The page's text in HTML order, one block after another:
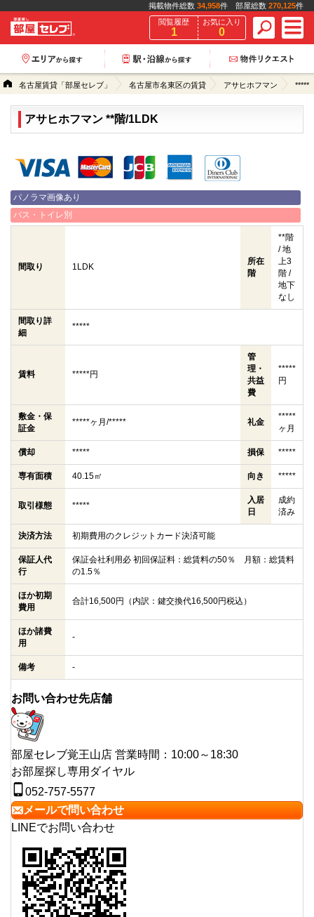
掲載物件総数 34,958件 部屋総数 270,125件
閲覧履歴
1
お気に入り
0
名古屋賃貸「部屋セレブ」 名古屋市名東区の賃貸 アサヒホフマン *****
アサヒホフマン **階/1LDK
パノラマ画像あり
バス・トイレ別
間取り 1LDK
所在
階
**階
/ 地
上3
階 /
地下
なし
間取り詳
細
*****
賃料 *****円
管
理・
共益
費
*****
円
敷金・保
証金
*****ヶ月/***** 礼金
*****
ヶ月
償却 ***** 損保 *****
専有面積 40.15㎡ 向き *****
取引様態 *****
入居
日
成約
済み
決済方法 初期費用のクレジットカード決済可能
保証人代
行
保証会社利用必 初回保証料：総賃料の50％ 月額：総賃料
の1.5％
ほか初期
費用
合計16,500円（内訳：鍵交換代16,500円税込）
ほか諸費
用
-
備考 -
お問い合わせ先店舗
部屋セレブ覚王山店 営業時間：10:00～18:30
お部屋探し専用ダイヤル
052-757-5577
メールで問い合わせ
LINEでお問い合わせ